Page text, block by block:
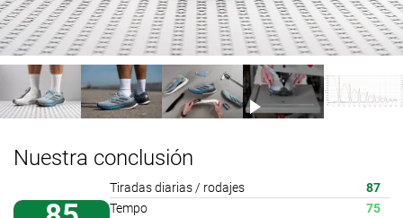
Nuestra conclusión
Tiradas diarias / rodajes
87
Tempo
75